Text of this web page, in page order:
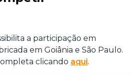
a participação em
em Goiânia e São Paulo.
clicando aqui.